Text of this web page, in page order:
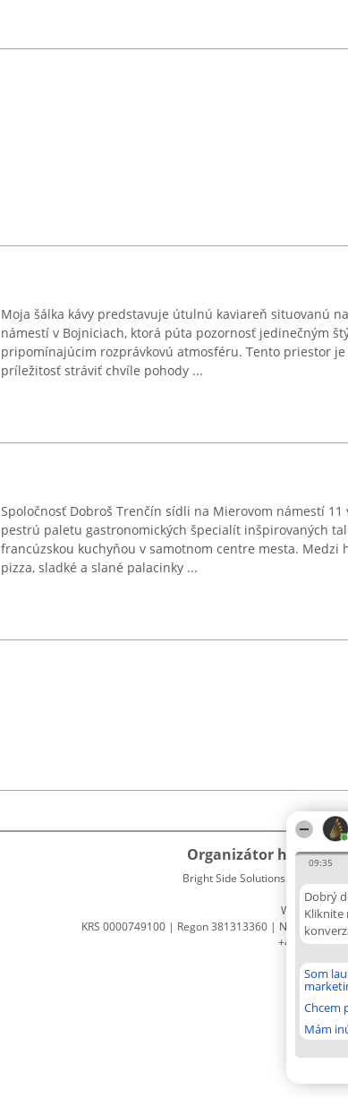
09:35
Dobrý
Kliknite
Som
Chcem
Mám
Moja šálka kávy predstavuje útulnú kaviareň situovanú
námestí v Bojniciach, ktorá púta pozornosť jedinečným
pripomínajúcim rozprávkovú atmosféru. Tento priestor
príležitosť stráviť chvíle pohody ...
Spoločnosť Dobroš Trenčín sídli na Mierovom námestí 11
pestrú paletu gastronomických špecialít inšpirovaných
francúzskou kuchyňou v samotnom centre mesta. Medzi
pizza, sladké a slané palacinky ...
Organizátor
Bright Side Solutions sp. z o. o. sp.
ul.
Wrocław 50-
KRS 0000749100 | Regon 381313360 | NIP
+48 508 492